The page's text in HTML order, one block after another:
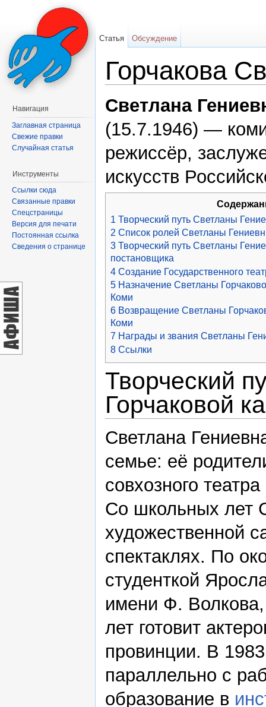
Горчакова
Светлана
(15.7.1946) —
режиссёр,
искусств
1 Творческий путь Светланы
2 Список ролей Светланы
3 Творческий путь Светланы
постановщика
4 Создание Государственного
5 Назначение Светланы
Коми
6 Возвращение Светланы
Коми
7 Награды и звания Светланы
8 Ссылки
Творческий
Горчаковой
Светлана
семье: её
совхозного
Со школьных лет
художественной
спектаклях. По
студенткой
имени Ф. Волкова,
лет готовит
провинции. В
параллельно с
образование в
Статья Обсуждение
Навигация
Заглавная страница
Свежие правки
Случайная статья
Инструменты
Ссылки сюда
Связанные правки
Спецстраницы
Версия для печати
Постоянная ссылка
Сведения о странице